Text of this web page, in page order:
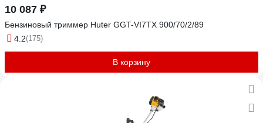
10 087 ₽
Бензиновый триммер Huter GGT-VI7TX 900/70/2/89
4.2(175)
В корзину